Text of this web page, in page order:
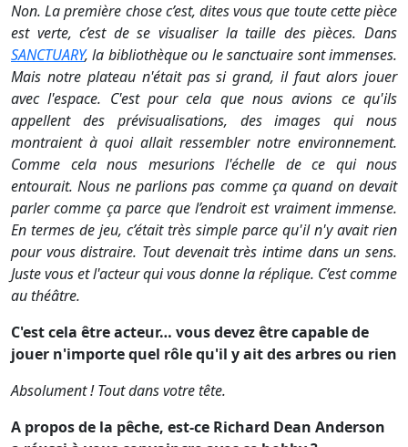
Non. La première chose c’est, dites vous que toute cette pièce
est verte, c’est de se visualiser la taille des pièces. Dans
SANCTUARY, la bibliothèque ou le sanctuaire sont immenses.
Mais notre plateau n'était pas si grand, il faut alors jouer
avec l'espace. C'est pour cela que nous avions ce qu'ils
appellent des prévisualisations, des images qui nous
montraient à quoi allait ressembler notre environnement.
Comme cela nous mesurions l'échelle de ce qui nous
entourait. Nous ne parlions pas comme ça quand on devait
parler comme ça parce que l’endroit est vraiment immense.
En termes de jeu, c’était très simple parce qu'il n'y avait rien
pour vous distraire. Tout devenait très intime dans un sens.
Juste vous et l'acteur qui vous donne la réplique. C’est comme
au théâtre.
C'est cela être acteur… vous devez être capable de
jouer n'importe quel rôle qu'il y ait des arbres ou rien
Absolument ! Tout dans votre tête.
A propos de la pêche, est-ce Richard Dean Anderson